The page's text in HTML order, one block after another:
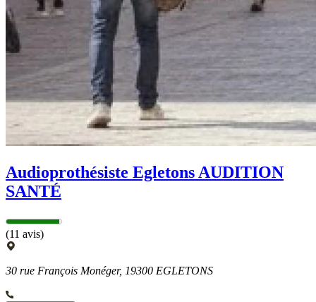
Audioprothésiste Egletons AUDITION
SANTÉ
(11 avis)
30 rue François Monéger, 19300 EGLETONS